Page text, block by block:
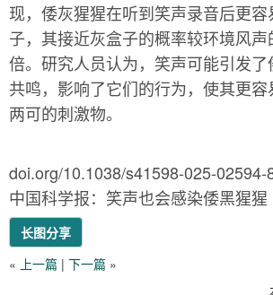
现，倭灰猩猩在听到笑声录音后更
子，其接近灰盒子的概率较环境风
倍。研究人员认为，笑声可能引发
共鸣，影响了它们的行为，使其更
两可的刺激物。
doi.org/10.1038/s41598-025-02594-
中国科学报：笑声也会感染倭黑猩猩
长图分享
« 上一篇 | 下一篇 »